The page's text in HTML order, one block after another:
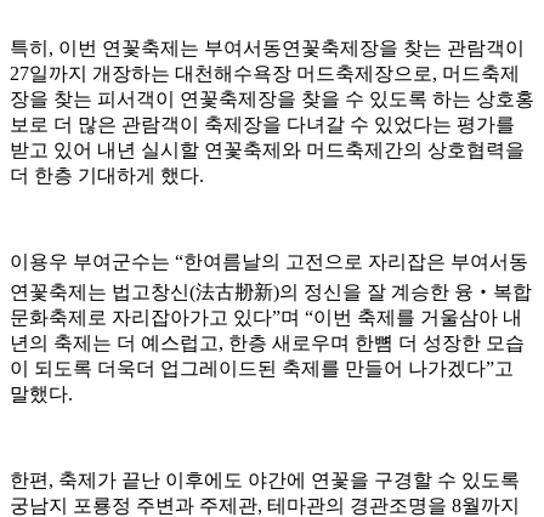
특히, 이번 연꽃축제는 부여서동연꽃축제장을 찾는 관람객이
27일까지 개장하는 대천해수욕장 머드축제장으로, 머드축제
장을 찾는 피서객이 연꽃축제장을 찾을 수 있도록 하는 상호홍
보로 더 많은 관람객이 축제장을 다녀갈 수 있었다는 평가를
받고 있어 내년 실시할 연꽃축제와 머드축제간의 상호협력을
더 한층 기대하게 했다.
이용우 부여군수는 “한여름날의 고전으로 자리잡은 부여서동
연꽃축제는 법고창신(法古刱新)의 정신을 잘 계승한 융‧복합
문화축제로 자리잡아가고 있다”며 “이번 축제를 거울삼아 내
년의 축제는 더 예스럽고, 한층 새로우며 한뼘 더 성장한 모습
이 되도록 더욱더 업그레이드된 축제를 만들어 나가겠다”고
말했다.
한편, 축제가 끝난 이후에도 야간에 연꽃을 구경할 수 있도록
궁남지 포룡정 주변과 주제관, 테마관의 경관조명을 8월까지